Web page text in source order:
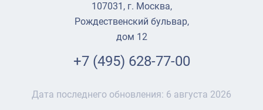
107031, г. Москва,
Рождественский бульвар,
дом 12
+7 (495) 628-77-00
Дата последнего обновления: 6 августа 2026